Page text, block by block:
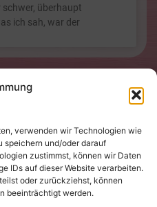
verwenden wir Technologien wie
speichern und/oder darauf
zustimmst, können wir Daten
IDs auf dieser Website verarbeiten.
oder zurückziehst, können
beeinträchtigt werden.
überhaupt
ich sah, war der